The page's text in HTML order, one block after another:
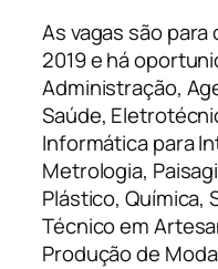
As vagas são
2019 e há
Administração,
Saúde,
Informática para
Metrologia,
Plástico, Química,
Técnico em
Produção de